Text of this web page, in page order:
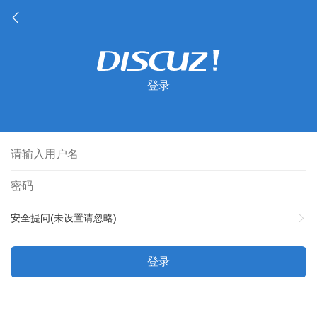
登录
安全提问(未设置请忽略)
登录